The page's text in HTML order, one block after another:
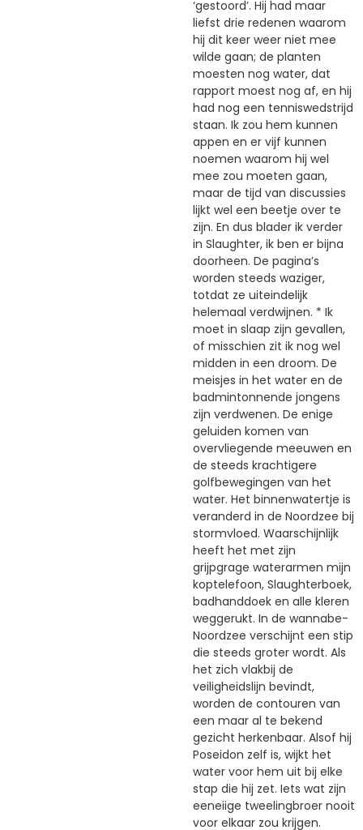
‘gestoord’. Hij had maar
liefst drie redenen waarom
hij dit keer weer niet mee
wilde gaan; de planten
moesten nog water, dat
rapport moest nog af, en hij
had nog een tenniswedstrijd
staan. Ik zou hem kunnen
appen en er vijf kunnen
noemen waarom hij wel
mee zou moeten gaan,
maar de tijd van discussies
lijkt wel een beetje over te
zijn. En dus blader ik verder
in Slaughter, ik ben er bijna
doorheen. De pagina’s
worden steeds waziger,
totdat ze uiteindelijk
helemaal verdwijnen. * Ik
moet in slaap zijn gevallen,
of misschien zit ik nog wel
midden in een droom. De
meisjes in het water en de
badmintonnende jongens
zijn verdwenen. De enige
geluiden komen van
overvliegende meeuwen en
de steeds krachtigere
golfbewegingen van het
water. Het binnenwatertje is
veranderd in de Noordzee bij
stormvloed. Waarschijnlijk
heeft het met zijn
grijpgrage waterarmen mijn
koptelefoon, Slaughterboek,
badhanddoek en alle kleren
weggerukt. In de wannabe-
Noordzee verschijnt een stip
die steeds groter wordt. Als
het zich vlakbij de
veiligheidslijn bevindt,
worden de contouren van
een maar al te bekend
gezicht herkenbaar. Alsof hij
Poseidon zelf is, wijkt het
water voor hem uit bij elke
stap die hij zet. Iets wat zijn
eeneiige tweelingbroer nooit
voor elkaar zou krijgen.